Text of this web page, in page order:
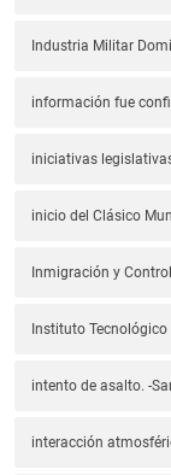
Industria Militar
información fue
iniciativas
inicio del Clásico
Inmigración y
Instituto
intento de asalto. -
interacción